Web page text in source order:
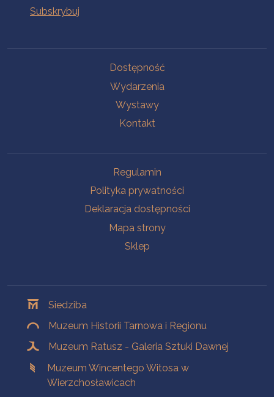
Dostępność
Wydarzenia
Wystawy
Kontakt
Regulamin
Polityka prywatności
Deklaracja dostępności
Mapa strony
Sklep
Siedziba
Muzeum Historii Tarnowa i Regionu
Muzeum Ratusz - Galeria Sztuki Dawnej
Muzeum Wincentego Witosa w
Wierzchosławicach